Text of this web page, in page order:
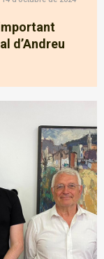
d’Andreu